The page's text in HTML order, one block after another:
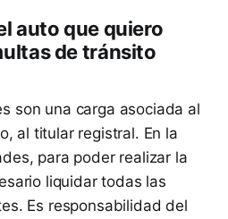
auto que quiero
de tránsito
son una carga asociada al
al titular registral. En la
para poder realizar la
liquidar todas las
Es responsabilidad del